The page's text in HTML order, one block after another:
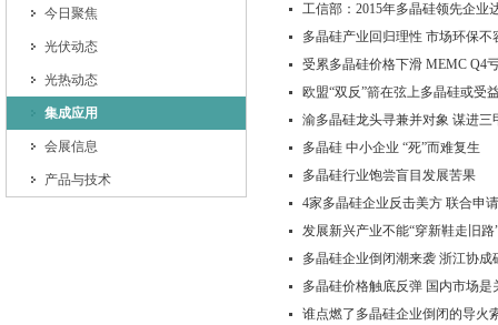
今日聚焦
光伏动态
光热动态
集成应用
会展信息
产品与技术
工信部：2015年多晶硅领先企业
多晶硅产业回归理性 市场环保不
受累多晶硅价格下滑 MEMC Q4
欧盟“双反”箭在弦上多晶硅或受
渝多晶硅龙头寻兼并对象 谋进三
多晶硅 中小企业 “死”而难复生
多晶硅行业饱尝盲目发展苦果
4家多晶硅企业反击美方 联合申
发展新兴产业不能“穿新鞋走旧路
多晶硅企业倒闭潮来袭 浙江协
多晶硅价格触底反弹 国内市场是
谁点燃了多晶硅企业倒闭的导火